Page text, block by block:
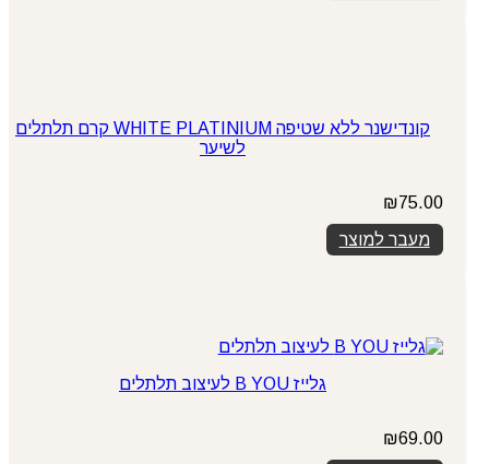
קונדישנר ללא שטיפה WHITE PLATINIUM קרם תלתלים
לשיער
₪75.00
מעבר למוצר
גלייז B YOU לעיצוב תלתלים
₪69.00